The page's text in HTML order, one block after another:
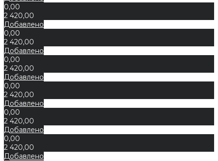
0,00
2 420,00
Добавлено
0,00
2 420,00
Добавлено
0,00
2 420,00
Добавлено
0,00
2 420,00
Добавлено
0,00
2 420,00
Добавлено
0,00
2 420,00
Добавлено